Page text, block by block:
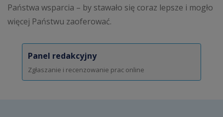
Państwa wsparcia – by stawało się coraz lepsze i mogło
więcej Państwu zaoferować.
Panel redakcyjny
Zgłaszanie i recenzowanie prac online